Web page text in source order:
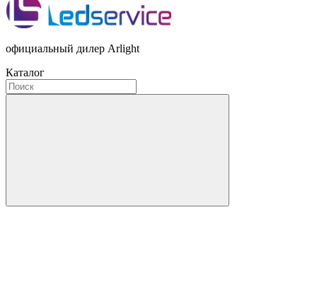
официальный дилер Arlight
Каталог